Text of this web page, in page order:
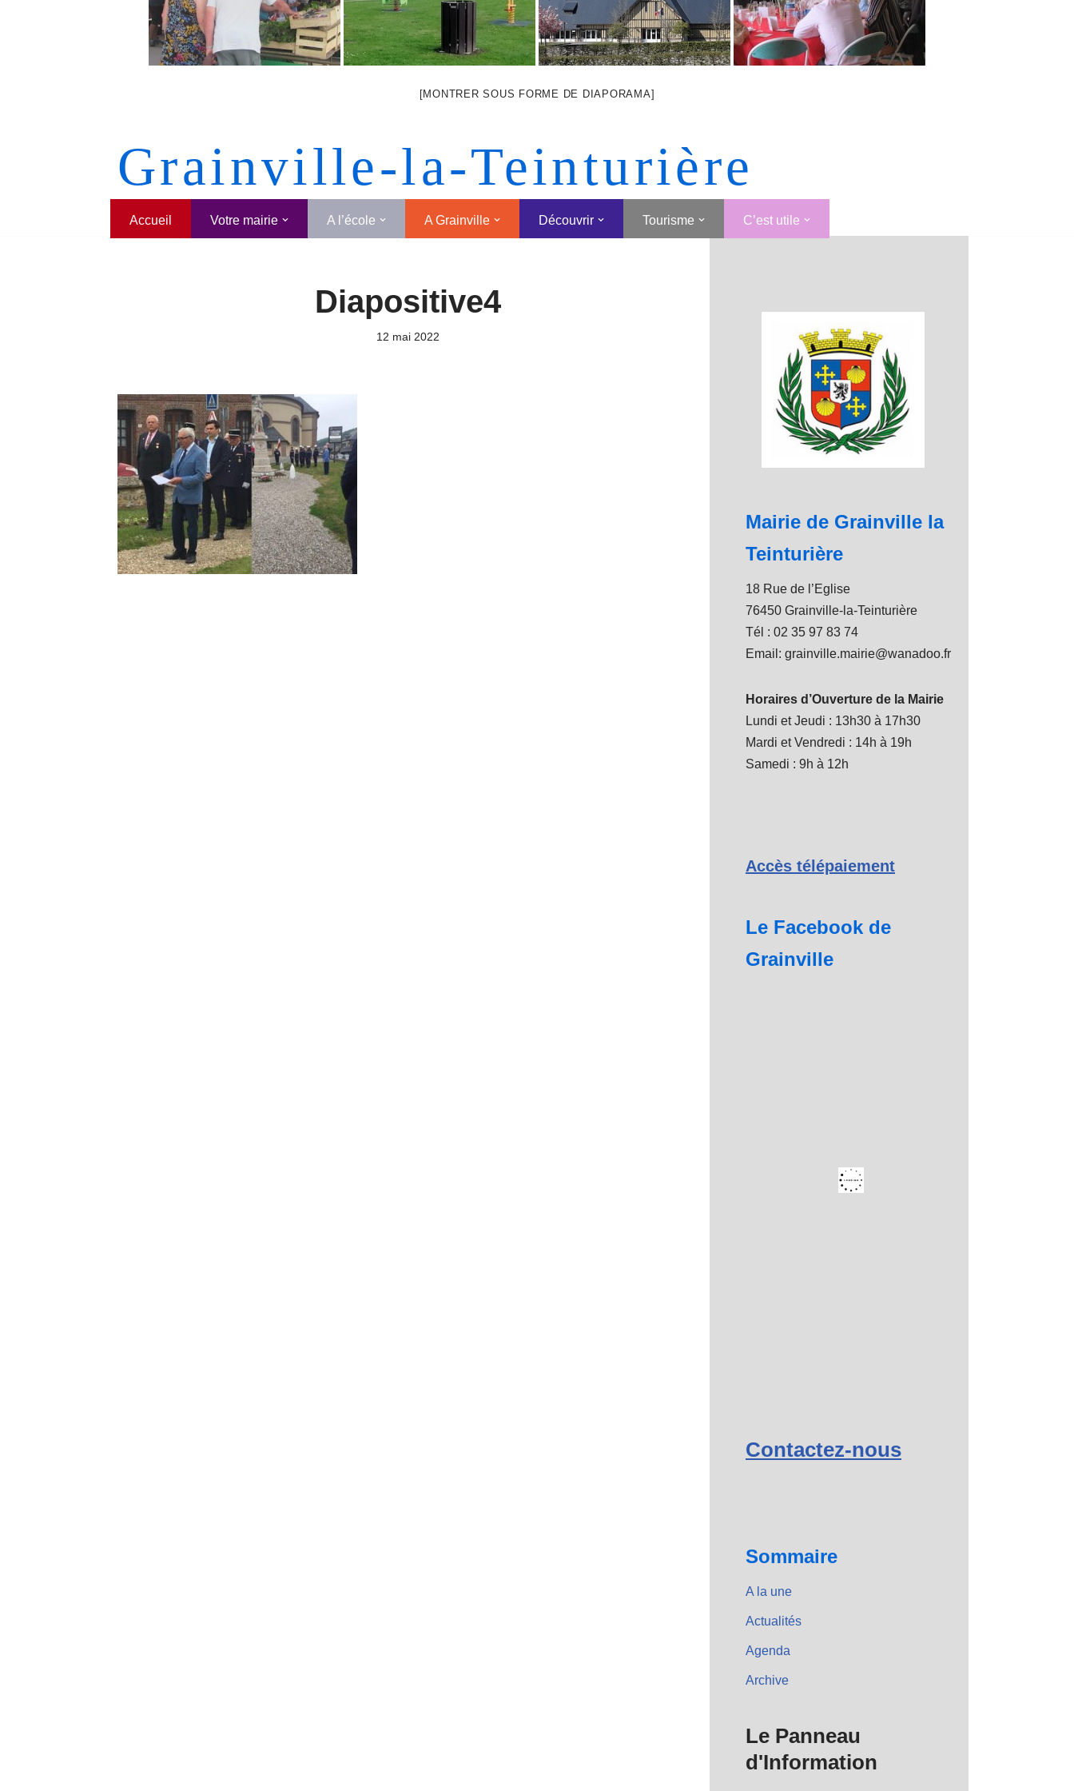
[MONTRER SOUS FORME DE DIAPORAMA]
Grainville-la-Teinturière
Accueil Votre mairie A l’école A Grainville Découvrir Tourisme C’est utile
Diapositive4
12 mai 2022
Mairie de Grainville la
Teinturière
18 Rue de l’Eglise
76450 Grainville-la-Teinturière
Tél : 02 35 97 83 74
Email: grainville.mairie@wanadoo.fr
Horaires d’Ouverture de la Mairie
Lundi et Jeudi : 13h30 à 17h30
Mardi et Vendredi : 14h à 19h
Samedi : 9h à 12h
Accès télépaiement
Le Facebook de
Grainville
Contactez-nous
Sommaire
A la une
Actualités
Agenda
Archive
Le Panneau
d'Information